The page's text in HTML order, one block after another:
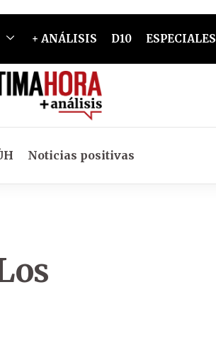
+ ANÁLISIS D10 ESPECIALES
Noticias positivas